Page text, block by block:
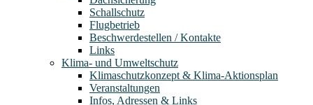
Schallschutz
Flugbetrieb
Beschwerdestellen / Kontakte
Links
Klima- und Umweltschutz
Klimaschutzkonzept & Klima-Aktionsplan
Veranstaltungen
Infos, Adressen & Links